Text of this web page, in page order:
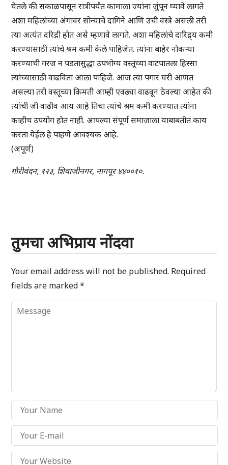
घेतले की सकाळपासून रात्रीपर्यंत कामाला ज्यांना जुंपून घ्यावे लागते
अशा महिलांच्या अंगावर सोन्याचे दागिने आणि उंची वस्त्रे असली तरी
त्या अत्यंत दरिद्री होत असे म्हणावे लागते. अशा महिलांचे दारिद्र्य कमी
करण्यासाठी त्यांचे श्रम कमी केले पाहिजेत. त्यांना बाहेर नोकऱ्या
करण्याची गरज न पडतासुद्धा उपभोग्य वस्तूंच्या वाटपातला हिस्सा
त्यांच्यासाठी वाढविता आला पाहिजे. आज त्या पगार घरी आणत
असल्या तरी वस्तूच्या किमती आम्ही एवढ्या वाढवून ठेवल्या आहेत की
त्यांची जी वाढीव आय आहे तिचा त्यांचे श्रम कमी करण्यात त्यांना
काहीच उपयोग होत नाही. आपल्या संपूर्ण समाजाला याबाबतीत काय
करता येईल हे पाहणे आवश्यक आहे.
(अपूर्ण)
गौरीवंदन, १२३, शिवाजीनगर, नागपूर ४४००१०.
तुमचा अभिप्राय नोंदवा
Your email address will not be published. Required
fields are marked*